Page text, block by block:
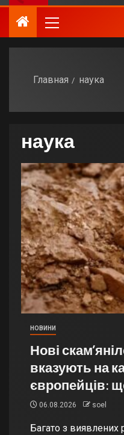
Главная наука
наука
НОВИНИ
Нові
вказують на
європейців:
06.08.2026 soel
Багато з